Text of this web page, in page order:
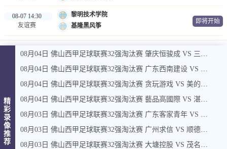
08-07 14:30
友谊赛
黎明技术学院
基隆黑风筝
即将开始
精
彩
录
像
推
荐
08月04日 佛山西甲足球联赛32强淘汰赛 肇庆恒骏成 VS 三七互娱 全场录像
08月04日 佛山西甲足球联赛32强淘汰赛 广东西南建设 VS 香港圣徒 全场录像
08月04日 佛山西甲足球联赛32强淘汰赛 贪玩游戏 VS 美的薪火 全场录像
08月04日 佛山西甲足球联赛32强淘汰赛 藝品高國際 VS 湛江狂狼·粵辉能源 全场录像
08月03日 佛山西甲足球联赛32强淘汰赛 广东客家青年 VS 广州英华思力U17 全场录像
08月03日 佛山西甲足球联赛32强淘汰赛 广州求信 VS 顺德新青年 全场录像
08月03日 佛山西甲足球联赛32强淘汰赛 大塘控股 VS 茂名市点都得 全场录像